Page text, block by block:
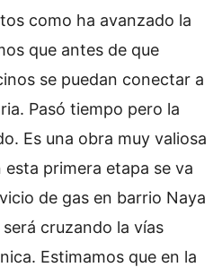
como ha avanzado la
que antes de que
se puedan conectar a
Pasó tiempo pero la
Es una obra muy valiosa
primera etapa se va
de gas en barrio Naya
cruzando la vías
Estimamos que en la